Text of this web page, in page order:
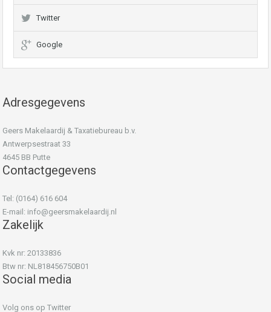
Twitter
Google
Adresgegevens
Geers Makelaardij & Taxatiebureau b.v.
Antwerpsestraat 33
4645 BB Putte
Contactgegevens
Tel: (0164) 616 604
E-mail: info@geersmakelaardij.nl
Zakelijk
Kvk nr: 20133836
Btw nr: NL818456750B01
Social media
Volg ons op Twitter